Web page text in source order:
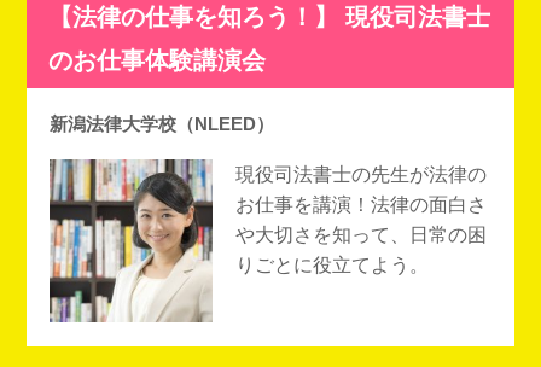
【法律の仕事を知ろう！】 現役司法書士
のお仕事体験講演会
新潟法律大学校（NLEED）
現役司法書士の先生が法律の
お仕事を講演！法律の面白さ
や大切さを知って、日常の困
りごとに役立てよう。